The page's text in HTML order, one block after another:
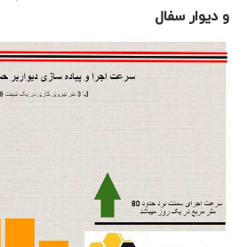
و دیوار سفال